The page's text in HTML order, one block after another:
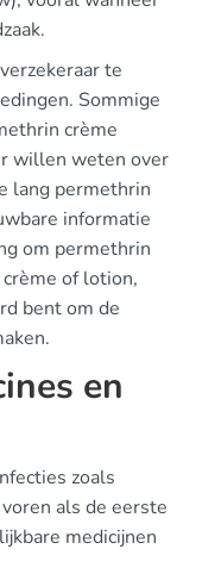
te
Sommige
crème
willen weten over
lang permethrin
informatie
om permethrin
of lotion,
bent om de
en
zoals
als de eerste
medicijnen